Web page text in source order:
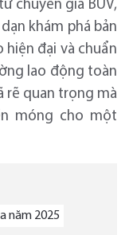
chuyên gia BUV,
khám phá bản
đại và chuẩn
lao động toàn
rẽ quan trọng mà
móng cho một
năm 2025